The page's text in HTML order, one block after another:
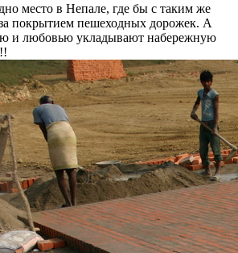
место в Непале, где бы с таким же
покрытием пешеходных дорожек. А
и любовью укладывают набережную